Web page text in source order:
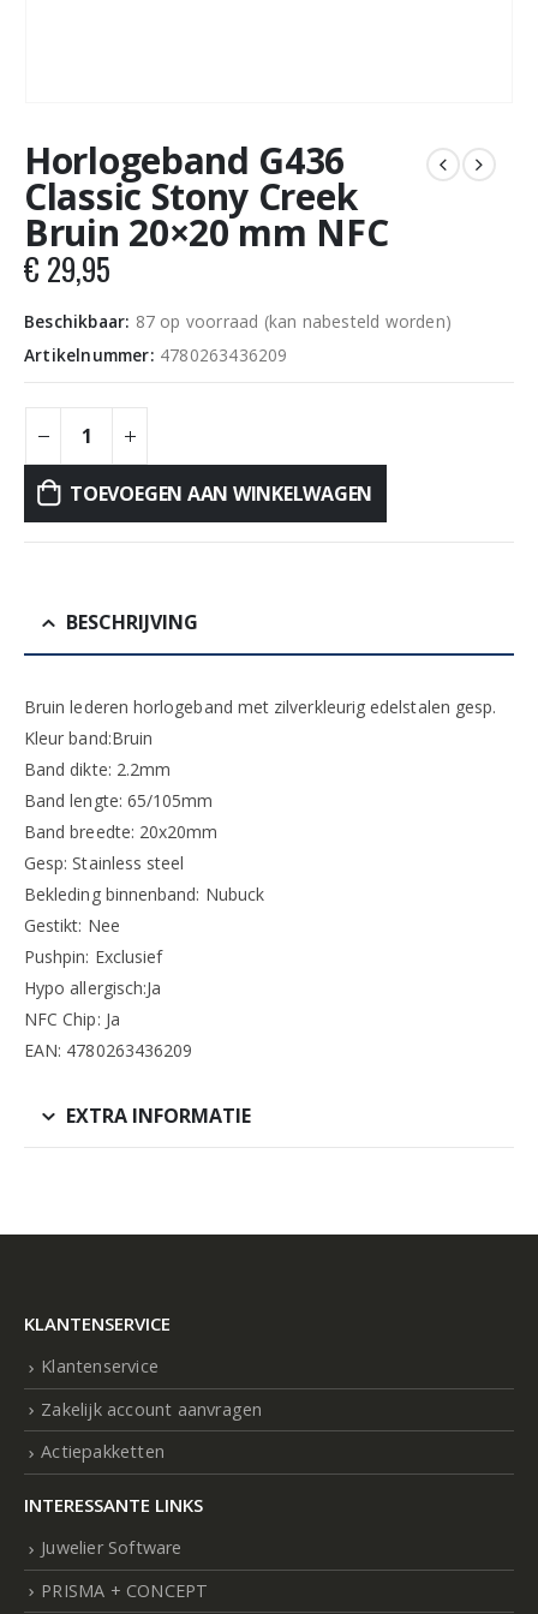
Horlogeband G436
Classic Stony Creek
Bruin 20×20 mm NFC
€ 29,95
Beschikbaar: 87 op voorraad (kan nabesteld worden)
Artikelnummer: 4780263436209
TOEVOEGEN AAN WINKELWAGEN
BESCHRIJVING
Bruin lederen horlogeband met zilverkleurig edelstalen gesp.
Kleur band:Bruin
Band dikte: 2.2mm
Band lengte: 65/105mm
Band breedte: 20x20mm
Gesp: Stainless steel
Bekleding binnenband: Nubuck
Gestikt: Nee
Pushpin: Exclusief
Hypo allergisch:Ja
NFC Chip: Ja
EAN: 4780263436209
EXTRA INFORMATIE
KLANTENSERVICE
Klantenservice
Zakelijk account aanvragen
Actiepakketten
INTERESSANTE LINKS
Juwelier Software
PRISMA + CONCEPT